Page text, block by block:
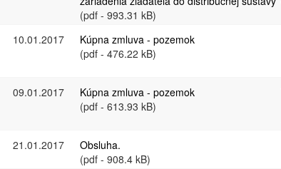
(pdf - 993.31 kB)
10.01.2017
Kúpna zmluva - pozemok
(pdf - 476.22 kB)
09.01.2017
Kúpna zmluva - pozemok
(pdf - 613.93 kB)
21.01.2017
Obsluha.
(pdf - 908.4 kB)